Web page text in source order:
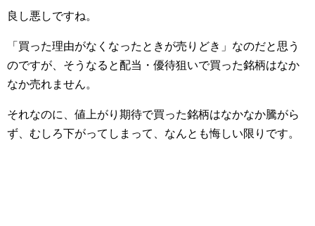
良し悪しですね。
「買った理由がなくなったときが売りどき」なのだと思う
のですが、そうなると配当・優待狙いで買った銘柄はなか
なか売れません。
それなのに、値上がり期待で買った銘柄はなかなか騰がら
ず、むしろ下がってしまって、なんとも悔しい限りです。